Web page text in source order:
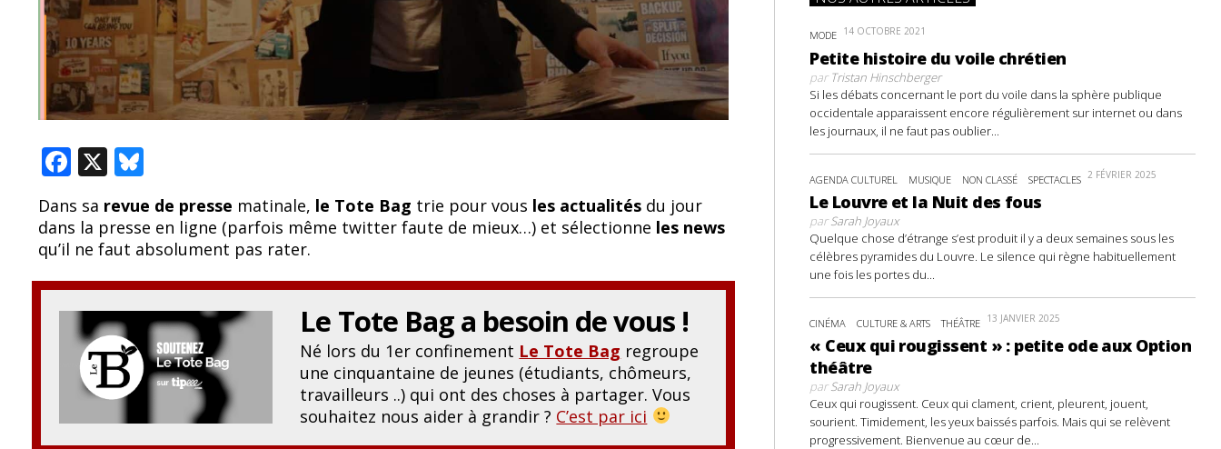
F
e
b
o
o
k
X
u
e
sk
y
Dans sa revue de presse matinale, le Tote Bag trie pour vous les actualités du jour
dans la presse en ligne (parfois même twitter faute de mieux…) et sélectionne les news
qu’il ne faut absolument pas rater.
Le Tote Baga besoin de vous !
Né lors du 1er confinement Le Tote Bag regroupe
une cinquantaine de jeunes (étudiants, chômeurs,
travailleurs ..) qui ont des choses à partager. Vous
souhaitez nous aider à grandir ? C’est par ici
MODE 14 OCTOBRE 2021
Petite histoire du voile chrétien
parTristan Hinschberger
Si les débats concernant le port du voile dans la sphère publique
occidentale apparaissent encore régulièrement sur internet ou dans
les journaux, il ne faut pas oublier...
AGENDA CULTUREL MUSIQUE NON CLASSÉ SPECTACLES 2 FÉVRIER 2025
Le Louvre et la Nuit des fous
parSarah Joyaux
Quelque chose d’étrange s’est produit il y a deux semaines sous les
célèbres pyramides du Louvre. Le silence qui règne habituellement
une fois les portes du...
CINÉMA CULTURE & ARTS THÉÂTRE 13 JANVIER 2025
« Ceux qui rougissent » : petite ode aux Option
théâtre
parSarah Joyaux
Ceux qui rougissent. Ceux qui clament, crient, pleurent, jouent,
sourient. Timidement, les yeux baissés parfois. Mais qui se relèvent
progressivement. Bienvenue au cœur de...